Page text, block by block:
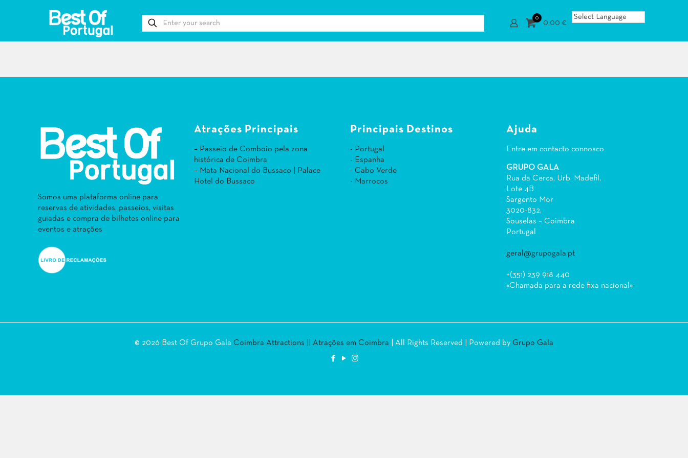
0
0,00 €
Somos uma plataforma online para
reservas de atividades, passeios, visitas
guiadas e compra de bilhetes online para
eventos e atrações
Atrações Principais
– Passeio de Comboio pela zona
histórica de Coimbra
– Mata Nacional do Bussaco | Palace
Hotel do Bussaco
Principais Destinos
- Portugal
- Espanha
- Cabo Verde
- Marrocos
Ajuda
Entre em contacto connosco
GRUPO GALA
Rua da Cerca, Urb. Madefil,
Lote 4B
Sargento Mor
3020-832,
Souselas – Coimbra
Portugal
geral@grupogala.pt
+(351) 239 918 440
«Chamada para a rede fixa nacional»
© 2026 Best Of Grupo Gala Coimbra Attractions || Atrações em Coimbra | All Rights Reserved | Powered by Grupo Gala